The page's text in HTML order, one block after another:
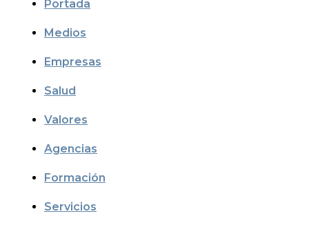
Portada
Medios
Empresas
Salud
Valores
Agencias
Formación
Servicios